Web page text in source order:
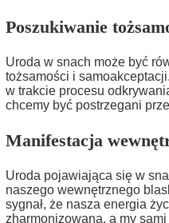
Poszukiwanie
Uroda w snach może być
tożsamości i
w trakcie procesu
chcemy być postrzegani
Manifestacja
Uroda pojawiająca się w
naszego wewnętrznego
sygnał, że nasza energia
zharmonizowana, a my